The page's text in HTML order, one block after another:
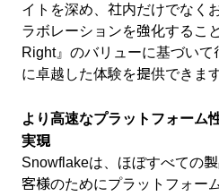
イトを深め、社内だけでなく
ラボレーションを強化するこ
Right』のバリューに基づい
に卓越した体験を提供できます
より高速なプラットフォーム
実現
Snowflakeは、ほぼすべての
客様のためにプラットフォー